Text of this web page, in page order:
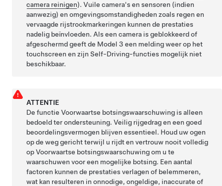
camera reinigen). Vuile camera'sen sensoren (indien
aanwezig) en omgevingsomstandigheden zoals regen en
vervaagde rijstrookmarkeringen kunnen de prestaties
nadelig beïnvloeden. Als een camera is geblokkeerd of
afgeschermd geeft de Model 3 een melding weer op het
touchscreen en zijnSelf-Driving-functies mogelijk niet
beschikbaar.
ATTENTIE
De functie Voorwaartse botsingswaarschuwing is alleen
bedoeld ter ondersteuning. Veilig rijgedrag en een goed
beoordelingsvermogen blijven essentieel. Houd uw ogen
op de weg gericht terwijl u rijdt en vertrouw nooit volledig
op Voorwaartse botsingswaarschuwing om u te
waarschuwen voor een mogelijke botsing. Een aantal
factoren kunnen de prestaties verlagen of belemmeren,
wat kan resulteren in onnodige, ongeldige, inaccurate of